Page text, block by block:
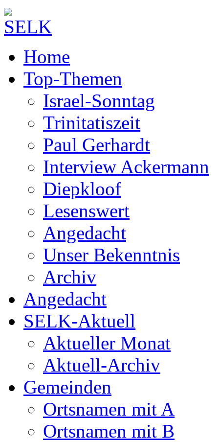
Home
Top-Themen
Israel-Sonntag
Trinitatiszeit
Paul Gerhardt
Interview Ackermann
Diepkloof
Lesenswert
Angedacht
Unser Bekenntnis
Archiv
Angedacht
SELK-Aktuell
Aktueller Monat
Aktuell-Archiv
Gemeinden
Ortsnamen mit A
Ortsnamen mit B